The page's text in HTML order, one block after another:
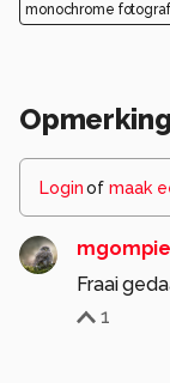
monochrome
Loginof maak
mgompie
Fraai
1